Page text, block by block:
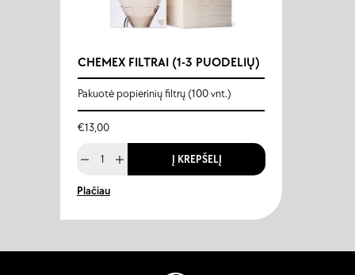
CHEMEX FILTRAI (1-3 PUODELIŲ)
Pakuotė popierinių filtrų (100 vnt.)
€13,00
Į KREPŠELĮ
Plačiau